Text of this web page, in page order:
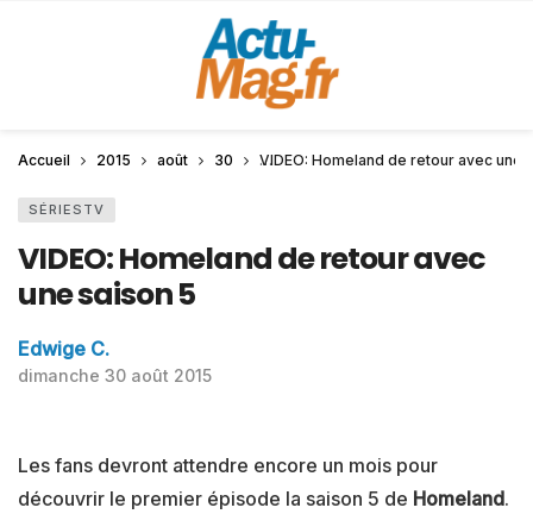
Accueil 2015 août 30 VIDEO: Homeland de retour avec une
SÉRIESTV
VIDEO: Homeland de retour avec
une saison 5
Edwige C.
dimanche 30 août 2015
Les fans devront attendre encore un mois pour
découvrir le premier épisode la saison 5 de Homeland.